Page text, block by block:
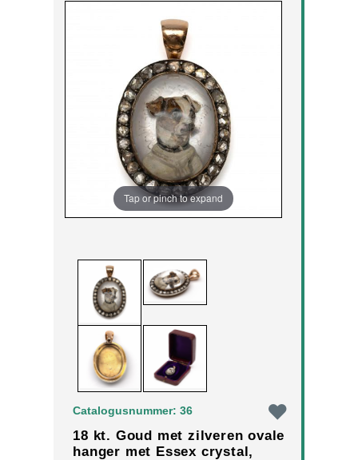
Tap or pinch to expand
Catalogusnummer: 36
18 kt. Goud met zilveren ovale
hanger met Essex crystal,